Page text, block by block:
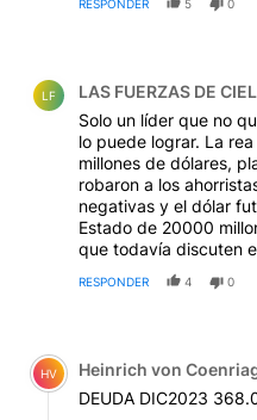
RESPONDER 5 0
LF LAS FUERZAS DE
Solo un líder que no
lo puede lograr. La
millones de dólares,
robaron a los
negativas y el dólar
Estado de 20000
que todavía discuten
RESPONDER 4 0
Comentario de Heinrich
HV Heinrich von
DEUDA DIC2023